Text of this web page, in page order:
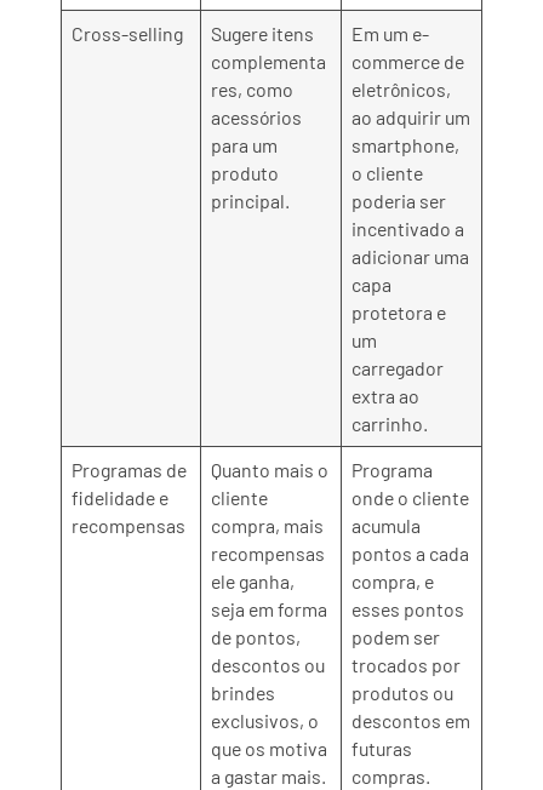
Cross-selling
Sugere itens
complementa
res, como
acessórios
para um
produto
principal.
Em um e-
commerce de
eletrônicos,
ao adquirir um
smartphone,
o cliente
poderia ser
incentivado a
adicionar uma
capa
protetora e
um
carregador
extra ao
carrinho.
Programas de
fidelidade e
recompensas
Quanto mais o
cliente
compra, mais
recompensas
ele ganha,
seja em forma
de pontos,
descontos ou
brindes
exclusivos, o
que os motiva
a gastar mais.
Programa
onde o cliente
acumula
pontos a cada
compra, e
esses pontos
podem ser
trocados por
produtos ou
descontos em
futuras
compras.